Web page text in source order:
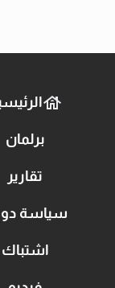
برلمان
تقارير
سياسة
اشتباك